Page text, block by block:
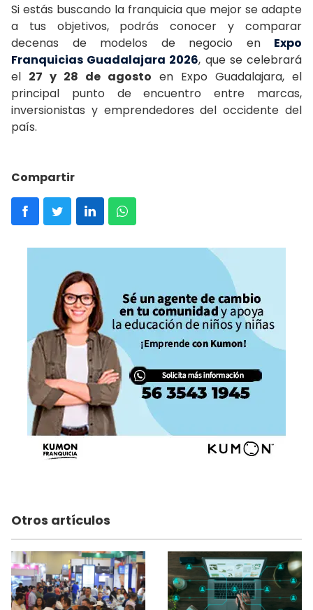
Si estás buscando la franquicia que mejor se adapte
a tus objetivos, podrás conocer y comparar
decenas de modelos de negocio en Expo
Franquicias Guadalajara 2026, que se celebrará
el 27 y 28 de agosto en Expo Guadalajara, el
principal punto de encuentro entre marcas,
inversionistas y emprendedores del occidente del
país.
Compartir
Otros artículos